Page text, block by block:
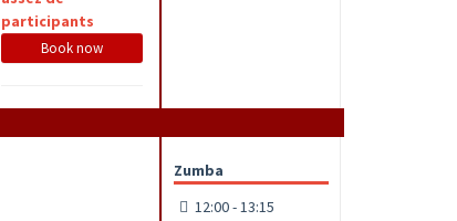
participants
Book now
Zumba
12:00 - 13:15